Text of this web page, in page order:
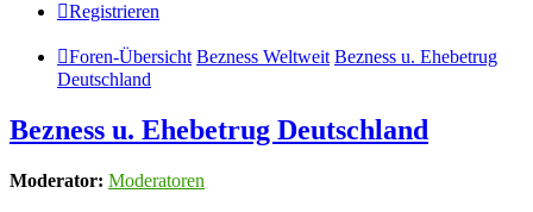
Registrieren
Foren-Übersicht Bezness Weltweit Bezness u. Ehebetrug
Deutschland
Bezness u. Ehebetrug Deutschland
Moderator: Moderatoren